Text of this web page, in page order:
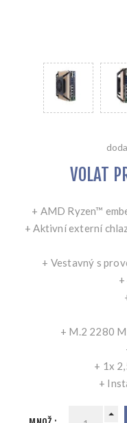
VOLAT
+ AMD Ryzen™
+ Aktivní externí
+ Vestavný s
+ M.2 2280
+ 1x
+